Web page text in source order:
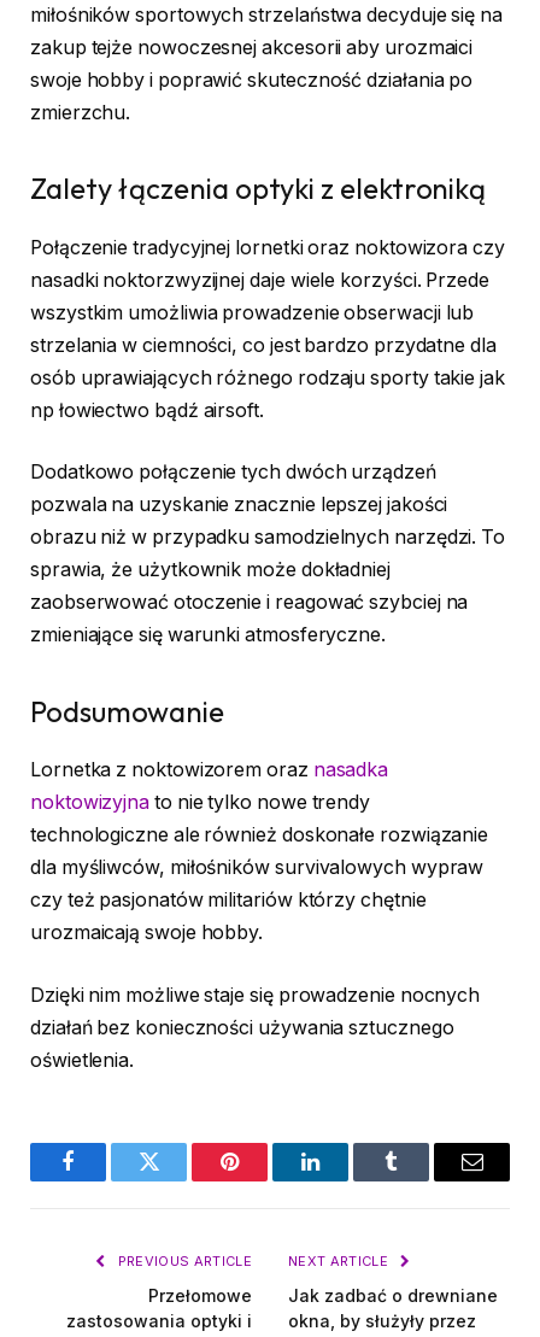
miłośników sportowych strzelaństwa decyduje się na
zakup tejże nowoczesnej akcesorii aby urozmaici
swoje hobby i poprawić skuteczność działania po
zmierzchu.
Zalety łączenia optyki z elektroniką
Połączenie tradycyjnej lornetki oraz noktowizora czy
nasadki noktorzwyzijnej daje wiele korzyści. Przede
wszystkim umożliwia prowadzenie obserwacji lub
strzelania w ciemności, co jest bardzo przydatne dla
osób uprawiających różnego rodzaju sporty takie jak
np łowiectwo bądź airsoft.
Dodatkowo połączenie tych dwóch urządzeń
pozwala na uzyskanie znacznie lepszej jakości
obrazu niż w przypadku samodzielnych narzędzi. To
sprawia, że użytkownik może dokładniej
zaobserwować otoczenie i reagować szybciej na
zmieniające się warunki atmosferyczne.
Podsumowanie
Lornetka z noktowizorem oraz nasadka
noktowizyjna to nie tylko nowe trendy
technologiczne ale również doskonałe rozwiązanie
dla myśliwców, miłośników survivalowych wypraw
czy też pasjonatów militariów którzy chętnie
urozmaicają swoje hobby.
Dzięki nim możliwe staje się prowadzenie nocnych
działań bez konieczności używania sztucznego
oświetlenia.
FacebookTwitter Pinterest LinkedInTumblr Email
PREVIOUS ARTICLE
Przełomowe
zastosowania optyki i
NEXT ARTICLE
Jak zadbać o drewniane
okna, by służyły przez